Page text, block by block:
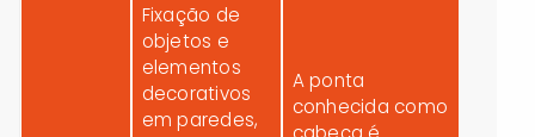
Fixação de
objetos e
elementos
decorativos
em paredes,
A ponta
conhecida como